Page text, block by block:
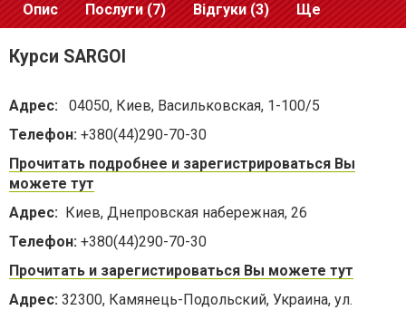
Опис Послуги (7) Відгуки (3) Ще
Курси SARGOI
Адрес: 04050, Киев, Васильковская, 1-100/5
Телефон: +380(44)290-70-30
Прочитать подробнее и зарегистрироваться Вы
можете тут
Адрес: Киев, Днепровская набережная, 26
Телефон: +380(44)290-70-30
Прочитать и зарегистироваться Вы можете тут
Адрес: 32300, Камянець-Подольский, Украина, ул.